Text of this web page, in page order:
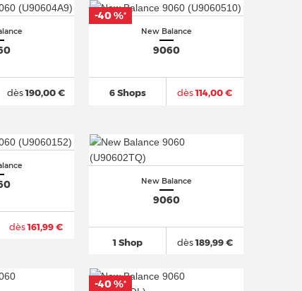
dès190,00 €
New Balance
9060
6 Shops dès114,00 €
-40 %*
dès161,99 €
New Balance
9060
1 Shop dès189,99 €
-40 %*